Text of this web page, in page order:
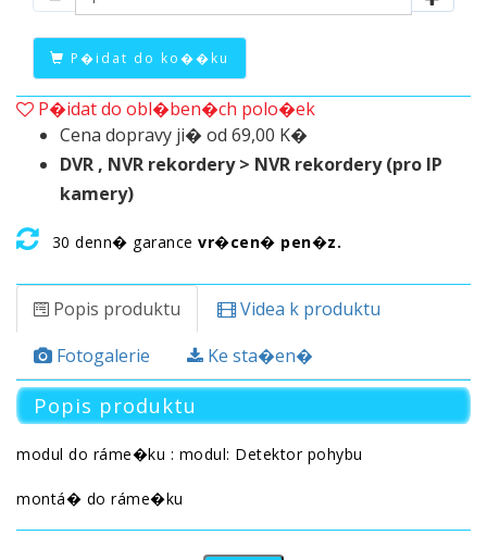
P�idat do ko��ku
P�idat do obl�ben�ch polo�ek
Cena dopravy ji� od 69,00 K�
DVR , NVR rekordery > NVR rekordery (pro IP
kamery)
30 denn� garance vr�cen� pen�z.
Popis produktu
Videa k produktu
Fotogalerie
Ke sta�en�
Popis produktu
modul do ráme�ku : modul: Detektor pohybu
montá� do ráme�ku